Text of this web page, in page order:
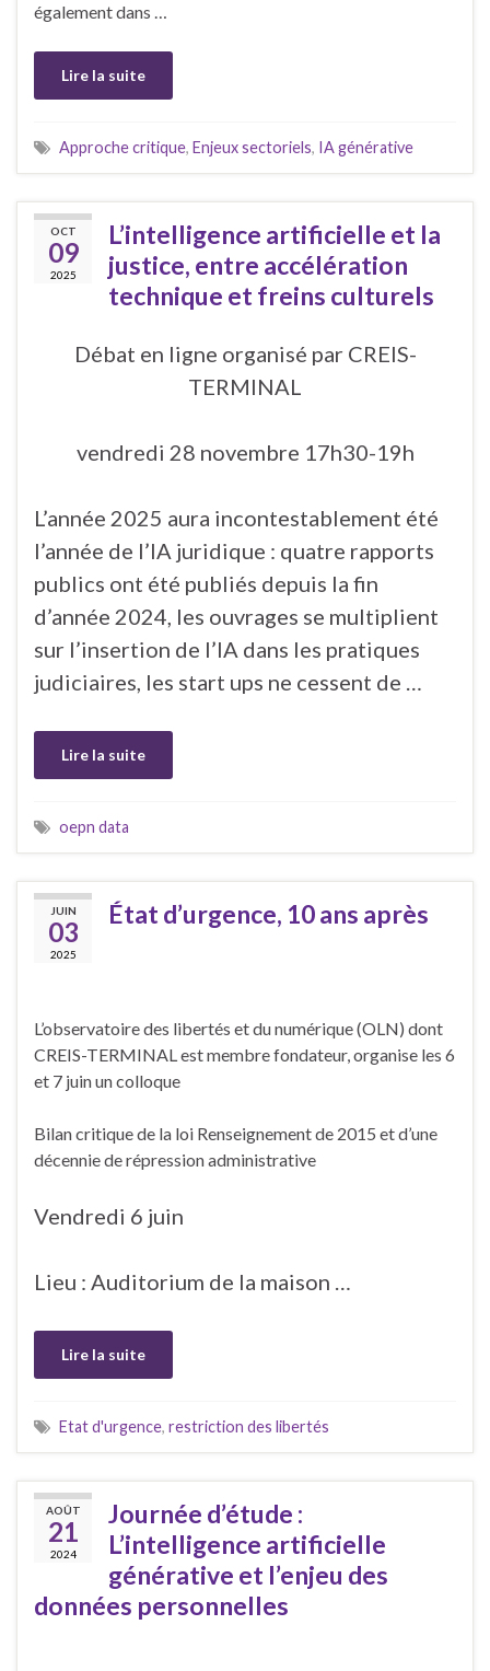
également dans …
Lire la suite
Approche critique, Enjeux sectoriels, IA générative
OCT
09
2025
L’intelligence artificielle et la
justice, entre accélération
technique et freins culturels
Débat en ligne organisé par CREIS-
TERMINAL
vendredi 28 novembre 17h30-19h
L’année 2025 aura incontestablement été
l’année de l’IA juridique : quatre rapports
publics ont été publiés depuis la fin
d’année 2024, les ouvrages se multiplient
sur l’insertion de l’IA dans les pratiques
judiciaires, les start ups ne cessent de …
Lire la suite
oepn data
JUIN
03
2025
État d’urgence, 10 ans après
L’observatoire des libertés et du numérique (OLN) dont
CREIS-TERMINAL est membre fondateur, organise les 6
et 7 juin un colloque
Bilan critique de la loi Renseignement de 2015 et d’une
décennie de répression administrative
Vendredi 6 juin
Lieu : Auditorium de la maison …
Lire la suite
Etat d'urgence, restriction des libertés
AOÛT
21
2024
Journée d’étude :
L’intelligence artificielle
générative et l’enjeu des
données personnelles